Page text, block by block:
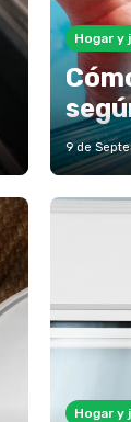
Hogar y
9 de
Hogar y